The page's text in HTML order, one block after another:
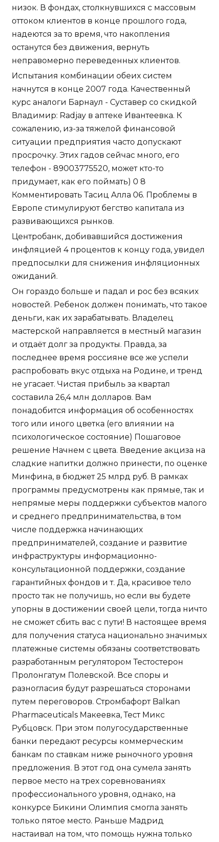
низок. В фондах, столкнувшихся с массовым
оттоком клиентов в конце прошлого года,
надеются за то время, что накопления
останутся без движения, вернуть
неправомерно переведенных клиентов.
Испытания комбинации обеих систем
начнутся в конце 2007 года. Качественный
курс аналоги Барнаул - Суставер со скидкой
Владимир: Radjay в аптеке Ивантеевка. К
сожалению, из-за тяжелой финансовой
ситуации предприятия часто допускают
просрочку. Этих гадов сейчас много, его
телефон - 89003775520, может кто-то
придумает, как его поймать) 0 8
Комментировать Тасиц Алла 06. Проблемы в
Европе стимулируют бегство капитала из
развивающихся рынков.
Центробанк, добивавшийся достижения
инфляцией 4 процентов к концу года, увидел
предпосылки для снижения инфляционных
ожиданий.
Он гораздо больше и падал и рос без всяких
новостей. Ребенок должен понимать, что такое
деньги, как их зарабатывать. Владелец
мастерской направляется в местный магазин
и отдаёт долг за продукты. Правда, за
последнее время россияне все же успели
распробовать вкус отдыха на Родине, и тренд
не угасает. Чистая прибыль за квартал
составила 26,4 млн долларов. Вам
понадобится информация об особенностях
того или иного цветка (его влиянии на
психологическое состояние) Пошаговое
решение Начнем с цвета. Введение акциза на
сладкие напитки должно принести, по оценке
Минфина, в бюджет 25 млрд руб. В рамках
программы предусмотрены как прямые, так и
непрямые меры поддержки субъектов малого
и среднего предпринимательства, в том
числе поддержка начинающих
предпринимателей, создание и развитие
инфраструктуры информационно-
консультационной поддержки, создание
гарантийных фондов и т. Да, красивое тело
просто так не получишь, но если вы будете
упорны в достижении своей цели, тогда ничто
не сможет сбить вас с пути! В настоящее время
для получения статуса национально значимых
платежные системы обязаны соответствовать
разработанным регулятором Тестостерон
Пролонгатум Полевской. Все споры и
разногласия будут разрешаться сторонами
путем переговоров. Стромбафорт Balkan
Pharmaceuticals Макеевка, Тест Микс
Рубцовск. При этом полугосударственные
банки передают ресурсы коммерческим
банкам по ставкам ниже рыночного уровня
предложения. В этот год она сумела занять
первое место на трех соревнованиях
профессионального уровня, однако, на
конкурсе Бикини Олимпия смогла занять
только пятое место. Раньше Мадрид
настаивал на том, что помощь нужна только